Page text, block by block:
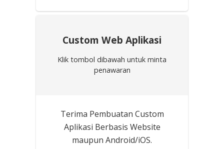
Custom Web Aplikasi
Klik tombol dibawah untuk minta
penawaran
Terima Pembuatan Custom
Aplikasi Berbasis Website
maupun Android/iOS.